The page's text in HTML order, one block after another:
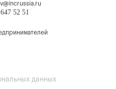
52 51
данных